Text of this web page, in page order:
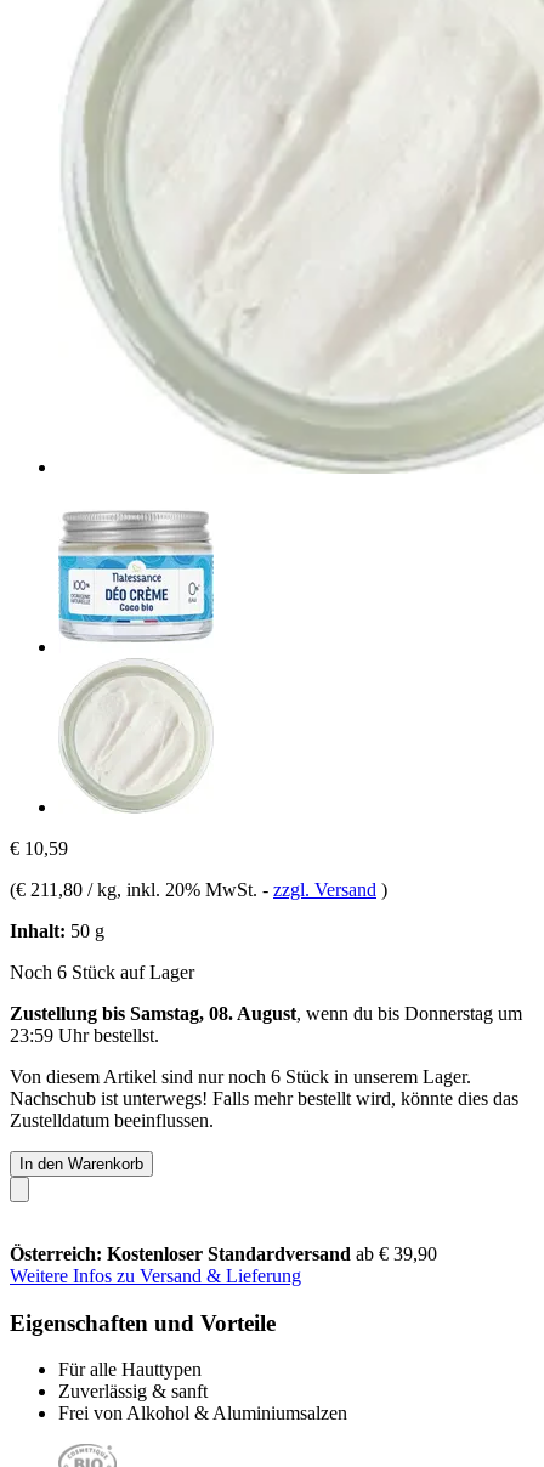
€ 10,59
(€ 211,80 / kg, inkl. 20% MwSt. - zzgl. Versand )
Inhalt: 50 g
Noch 6 Stück auf Lager
Zustellung bis Samstag, 08. August, wenn du bis Donnerstag um
23:59 Uhrbestellst.
Von diesem Artikel sind nur noch 6 Stück in unserem Lager.
Nachschub ist unterwegs! Falls mehr bestellt wird, könnte dies das
Zustelldatum beeinflussen.
In den Warenkorb
Österreich: Kostenloser Standardversand ab € 39,90
Weitere Infos zu Versand & Lieferung
Eigenschaften und Vorteile
Für alle Hauttypen
Zuverlässig & sanft
Frei von Alkohol & Aluminiumsalzen